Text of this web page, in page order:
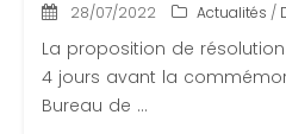
28/07/2022 Actualités /
La proposition de résolution
4 jours avant la
Bureau de ...